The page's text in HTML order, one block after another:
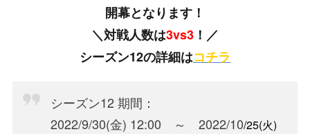
開幕となります！
＼対戦人数は3vs3 ！／
シーズン12の詳細はコチラ
シーズン12 期間：
2022/9/30(金) 12:00 ～ 2022/10/25(火)